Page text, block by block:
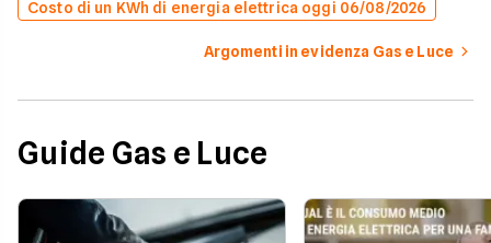
Costo di un KWh di energia elettrica oggi 06/08/2026
Argomenti in evidenza Gas e Luce
Guide Gas e Luce